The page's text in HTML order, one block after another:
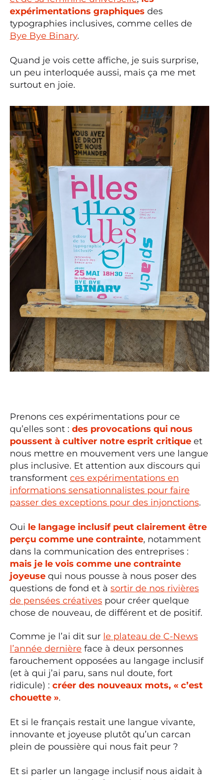
expérimentations graphiques des
typographies inclusives, comme celles de
Bye Bye Binary.
Quand je vois cette affiche, je suis surprise,
un peu interloquée aussi, mais ça me met
surtout en joie.
Prenons ces expérimentations pour ce
qu’elles sont : des provocations qui nous
poussent à cultiver notre esprit critique et
nous mettre en mouvement vers une langue
plus inclusive. Et attention aux discours qui
transforment ces expérimentations en
informations sensationnalistes pour faire
passer des exceptions pour des injonctions.
Oui le langage inclusif peut clairement être
perçu comme une contrainte, notamment
dans la communication des entreprises :
mais je le vois comme une contrainte
joyeuse qui nous pousse à nous poser des
questions de fond et à sortir de nos rivières
de pensées créatives pour créer quelque
chose de nouveau, de différent et de positif.
Comme je l’ai dit sur le plateau de C-News
l’année dernière face à deux personnes
farouchement opposées au langage inclusif
(et à qui j’ai paru, sans nul doute, fort
ridicule) : créer des nouveaux mots, « c’est
chouette ».
Et si le français restait une langue vivante,
innovante et joyeuse plutôt qu’un carcan
plein de poussière qui nous fait peur ?
Et si parler un langage inclusif nous aidait à